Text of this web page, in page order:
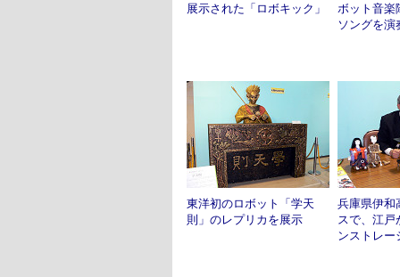
展示された「ロボキック」
ボット音楽
ソングを演
東洋初のロボット「学天
則」のレプリカを展示
兵庫県伊和
スで、江戸
ンストレー